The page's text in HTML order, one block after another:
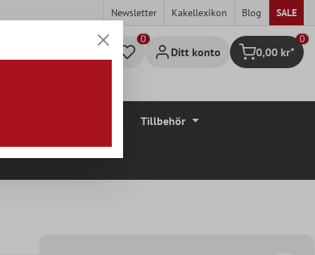
Newsletter Kakellexikon Blog SALE
Ditt konto Kundvagn
0
0,00 kr*
Tillbehör